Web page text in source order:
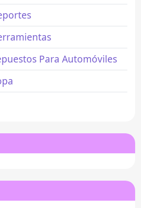
Para Automóviles